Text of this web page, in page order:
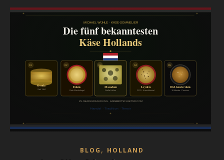
BLOG , HOLLAND